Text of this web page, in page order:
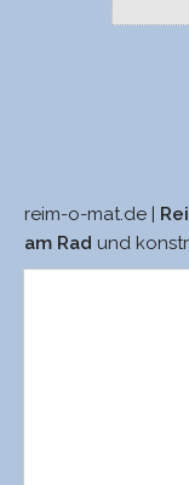
reim-o-mat.de |
am Rad und